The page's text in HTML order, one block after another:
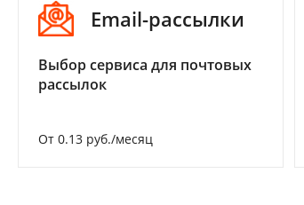
Email-рассылки
Выбор сервиса для почтовых
рассылок
От 0.13 руб./месяц